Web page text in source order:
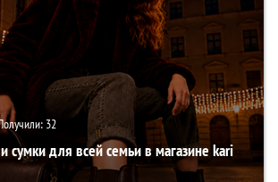
32
сумки для всей семьи в магазине kari